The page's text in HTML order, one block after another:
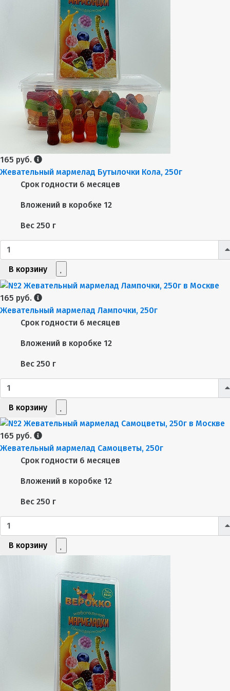
165 руб.
Жевательный мармелад Бутылочки Кола, 250г
Срок годности 6 месяцев
Вложений в коробке 12
Вес 250 г
В корзину
165 руб.
Жевательный мармелад Лампочки, 250г
Срок годности 6 месяцев
Вложений в коробке 12
Вес 250 г
В корзину
165 руб.
Жевательный мармелад Самоцветы, 250г
Срок годности 6 месяцев
Вложений в коробке 12
Вес 250 г
В корзину